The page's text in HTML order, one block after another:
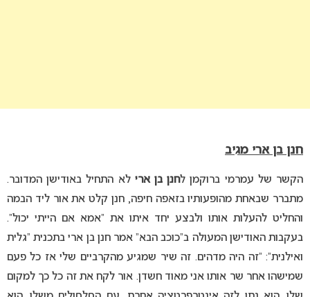
חנן בן ארי מגיב
הקשר של עמרמי ברוקמן לחנן בן ארילא התחיל באודישן המדובר.
מתברר שבאחת מהופעותיו בזאפה חיפה, חנן קלט את אור ליד הבמה
והחליט להעלות אותו ולבצע יחד איתו את “אמא אם הייתי יכול”.
בעקבות האודישן המעולה ב”כוכב הבא” אמר חנן בן ארי בתכנית “גלית
ואילנית”: “זה היה מדהים. זה שיר שמגיע מהקרביים שלי אז כל פעם
שמישהו אחר שר אותו אני מאוד חשדן. אור לקח את זה כל כך למקום